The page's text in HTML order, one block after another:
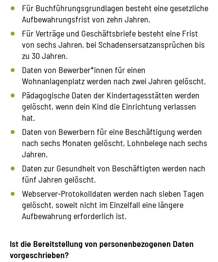
Für Buchführungsgrundlagen besteht eine gesetzliche
Aufbewahrungsfrist von zehn Jahren.
Für Verträge und Geschäftsbriefe besteht eine Frist
von sechs Jahren, bei Schadensersatzansprüchen bis
zu 30 Jahren.
Daten von Bewerber*innen für einen
Wohnanlagenplatz werden nach zwei Jahren gelöscht.
Pädagogische Daten der Kindertagesstätten werden
gelöscht, wenn dein Kind die Einrichtung verlassen
hat.
Daten von Bewerbern für eine Beschäftigung werden
nach sechs Monaten gelöscht, Lohnbelege nach sechs
Jahren.
Daten zur Gesundheit von Beschäftigten werden nach
fünf Jahren gelöscht.
Webserver-Protokolldaten werden nach sieben Tagen
gelöscht, soweit nicht im Einzelfall eine längere
Aufbewahrung erforderlich ist.
Ist die Bereitstellung von personenbezogenen Daten
vorgeschrieben?